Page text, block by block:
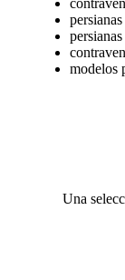
modelos
Una